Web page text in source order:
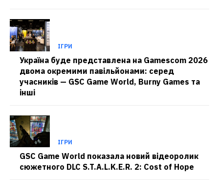
ІГРИ
Україна буде представлена на Gamescom 2026
двома окремими павільйонами: серед
учасників — GSC Game World, Burny Games та
інші
ІГРИ
GSC Game World показала новий відеоролик
сюжетного DLC S.T.A.L.K.E.R. 2: Cost of Hope